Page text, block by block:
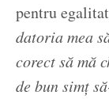
pentru
datoria mea
corect să mă
de bun simț